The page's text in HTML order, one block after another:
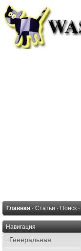
Главная · Статьи · Поиск ·
Навигация
· Генеральная